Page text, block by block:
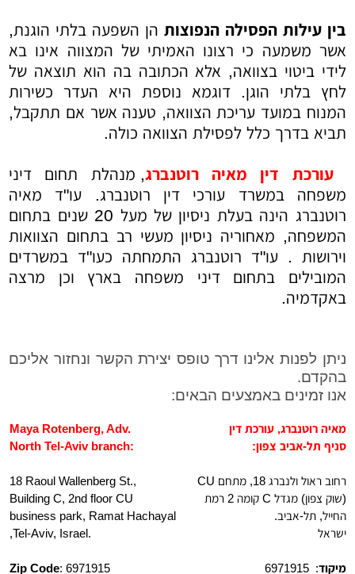
בין עילות הפסילה הנפוצות הן השפעה בלתי הוגנת,
אשר משמעה כי רצונו האמיתי של המצווה אינו בא
לידי ביטוי בצוואה, אלא הכתובה בה הוא תוצאה של
לחץ בלתי הוגן. דוגמא נוספת היא העדר כשירות
המנוח במועד עריכת הצוואה, טענה אשר אם תתקבל,
תביא בדרך כלל לפסילת הצוואה כולה.
עורכת דין מאיה רוטנברג, מנהלת תחום דיני
משפחה במשרד עורכי דין רוטנברג. עו"ד מאיה
רוטנברג הינה בעלת ניסיון של מעל 20 שנים בתחום
המשפחה, מאחוריה ניסיון מעשי רב בתחום הצוואות
וירושות . עו"ד רוטנברג התמחתה כעו"ד במשרדים
המובילים בתחום דיני משפחה בארץ וכן מרצה
באקדמיה.
ניתן לפנות אלינו דרך טופס יצירת הקשר ונחזור אליכם
בהקדם.
אנו זמינים באמצעים הבאים:
מאיה רוטנברג, עורכת דין
סניף תל-אביב צפון:
רחוב ראול ולנברג 18, מתחם CU
(שוק צפון) מגדל C קומה 2 רמת
החייל, תל-אביב.
ישראל
מיקוד: 6971915
Maya Rotenberg, Adv.
North Tel-Aviv branch:
18 Raoul Wallenberg St.,
Building C, 2nd floor CU
business park, Ramat Hachayal
,Tel-Aviv, Israel.
Zip Code: 6971915